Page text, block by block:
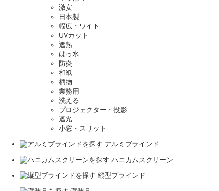
激安
日本製
幅広・ワイド
UVカット
遮熱
はっ水
防炎
和紙
柄物
業務用
洗える
プロジェクター・投影
遮光
小窓・スリット
アルミブラインド
ハニカムスクリーン
縦型ブラインド